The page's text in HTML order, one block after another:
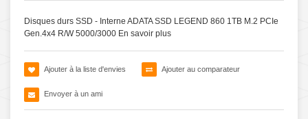
Disques durs SSD - Interne ADATA SSD LEGEND 860 1TB M.2 PCIe
Gen.4x4 R/W 5000/3000 En savoir plus
Ajouter à la liste d'envies Ajouter au comparateur
Envoyer à un ami